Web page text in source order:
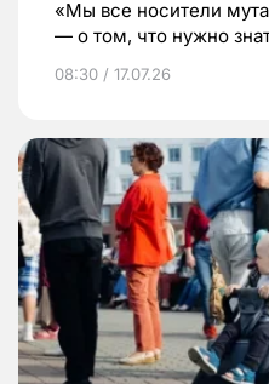
«Мы все носители
— о том, что нужно
08:30 / 17.07.26